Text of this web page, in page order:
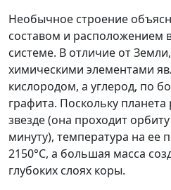
Необычное строение
составом и расположением
системе. В отличие от
химическими элементами
кислородом, а углерод, по
графита. Поскольку
звезде (она проходит орбиту
минуту), температура на ее
2150°C, а большая масса
глубоких слоях коры.